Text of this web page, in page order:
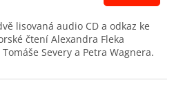
lisovaná audio CD a odkaz ke
čtení Alexandra Fleka
Severy a Petra Wagnera.